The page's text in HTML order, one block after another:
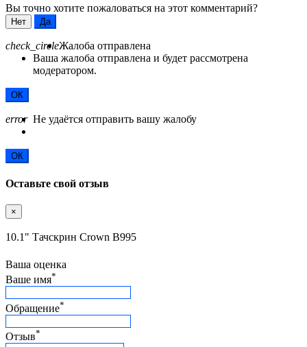
Вы точно хотите пожаловаться на этот комментарий?
Нет Да
check_circleЖалоба отправлена
Ваша жалоба отправлена и будет рассмотрена
модератором.
ОК
error Не удаётся отправить вашу жалобу
ОК
Оставьте свой отзыв
×
10.1" Тачскрин Crown B995
Ваша оценка
Ваше имя*
Обращение*
Отзыв*